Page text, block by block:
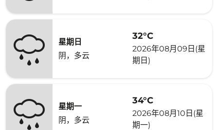
星期日
阴，多云
32°C
2026年08月09日(星
期日)
星期一
阴，多云
34°C
2026年08月10日(星
期一)